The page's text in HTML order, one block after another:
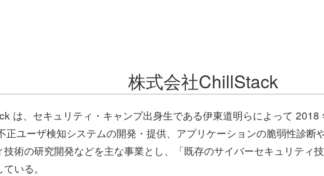
株式会社ChillStack
は、セキュリティ・キャンプ出身生である伊東道明らによって 2018
ユーザ検知システムの開発・提供、アプリケーションの脆弱性診断
技術の研究開発などを主な事業とし、「既存のサイバーセキュリティ
いる。